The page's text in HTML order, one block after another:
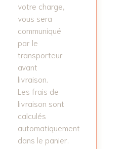
votre charge,
vous sera
communiqué
par le
transporteur
avant
livraison.
Les frais de
livraison sont
calculés
automatiquement
dans le panier.